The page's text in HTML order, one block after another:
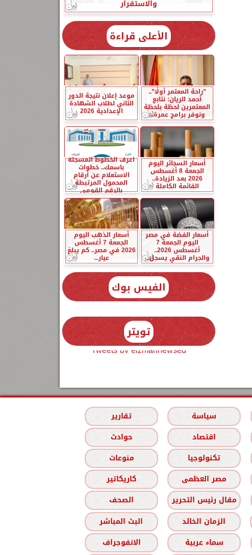
والاستقرار
الأعلى قراءة
”راحة المعتمر أولًا”..
أحمد الريان: نتابع
المعتمرين لحظة بلحظة
ونوفر برامج عمرة...
موعد إعلان نتيجة الدور
الثاني لطلاب الشهادة
الإعدادية 2026
أسعار السجائر اليوم
الجمعة 8 أغسطس
2026 بعد الزيادة..
القائمة الكاملة
اعرف الخطوط المسجلة
باسمك.. خطوات
الاستعلام عن أرقام
المحمول المرتبطة
بالرقم القومي
أسعار الفضة في مصر
اليوم الجمعة 7
أغسطس 2026..
والجرام النقي يسجل...
أسعار الذهب اليوم
الجمعة 7 أغسطس
2026 في مصر.. كم يبلغ
عيار...
الفيس بوك
تويتر
Tweets by elzmannewseg
سياسة
تقارير
اقتصاد
حوادث
تكنولوجيا
منوعات
مصر العظمى
كاريكاتير
مقال رئيس التحرير
الصحف
الزمان الخالد
البث المباشر
سماء عربية الانفوجراف